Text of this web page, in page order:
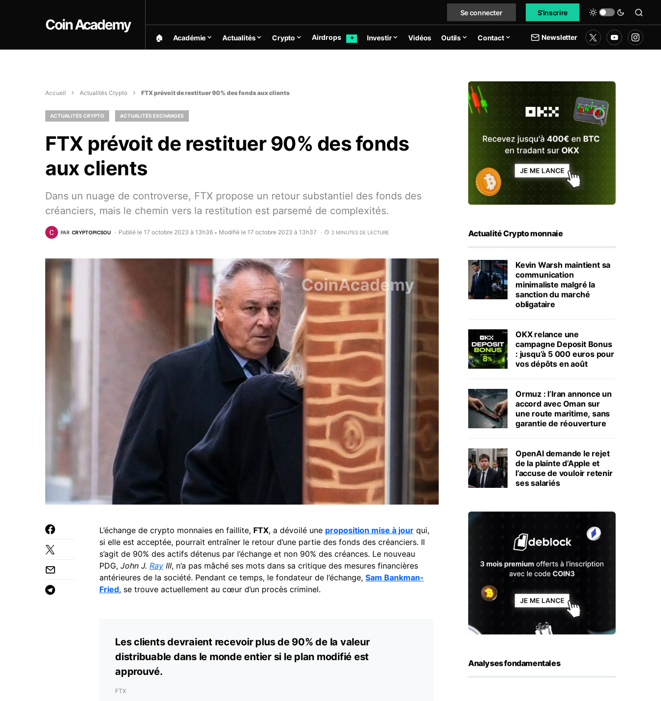
Coin Academy
Se connecter S'inscrire
🏠︎ Académie Actualités Crypto Airdrops ✦ Investir Vidéos Outils Contact Newsletter
Accueil Actualités Crypto FTX prévoit de restituer 90% des fonds aux clients
ACTUALITÉS CRYPTO ACTUALITÉS EXCHANGES
FTX prévoit de restituer 90% des fonds
aux clients
Dans un nuage de controverse, FTX propose un retour substantiel des fonds des
créanciers, mais le chemin vers la restitution est parsemé de complexités.
PAR CRYPTOPICSOU Publié le 17 octobre 2023 à 13h36 • Modifié le 17 octobre 2023 à 13h37 2 MINUTES DE LECTURE
L’échange de crypto monnaies en faillite, FTX, a dévoilé une proposition mise à jour qui,
si elle est acceptée, pourrait entraîner le retour d’une partie des fonds des créanciers. Il
s’agit de 90% des actifs détenus par l’échange et non 90% des créances. Le nouveau
PDG, John J. Ray III, n’a pas mâché ses mots dans sa critique des mesures financières
antérieures de la société. Pendant ce temps, le fondateur de l’échange, Sam Bankman-
Fried, se trouve actuellement au cœur d’un procès criminel.
Les clients devraient recevoir plus de 90% de la valeur
distribuable dans le monde entier si le plan modifié est
approuvé.
FTX
Actualité Crypto monnaie
Kevin Warsh maintient sa
communication
minimaliste malgré la
sanction du marché
obligataire
OKX relance une
campagne Deposit Bonus
: jusqu’à 5 000 euros pour
vos dépôts en août
Ormuz : l’Iran annonce un
accord avec Oman sur
une route maritime, sans
garantie de réouverture
OpenAI demande le rejet
de la plainte d’Apple et
l’accuse de vouloir retenir
ses salariés
Analyses fondamentales